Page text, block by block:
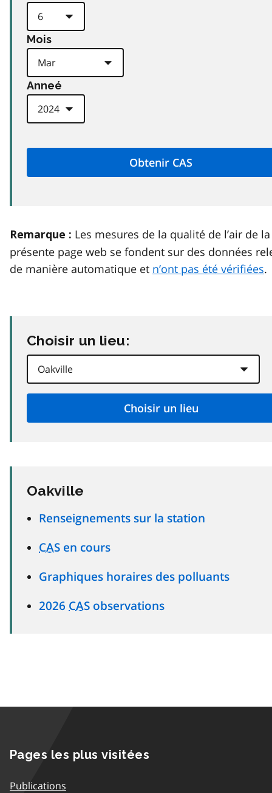
Mois
Anneé
Remarque : Les mesures de la qualité de l’air de la
présente page web se fondent sur des données
de manière automatique et n’ont pas été vérifiées.
Choisir un lieu:
Oakville
Renseignements sur la station
CAS en cours
Graphiques horaires des polluants
2026 CAS observations
Pages les plus visitées
Publications